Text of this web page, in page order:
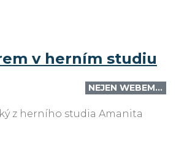
v herním studiu
NEJEN WEBEM…
z herního studia Amanita